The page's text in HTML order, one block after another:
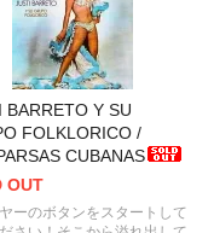
BARRETO Y SU
FOLKLORICO /
CUBANAS
OUT
ーのボタンをスタートして